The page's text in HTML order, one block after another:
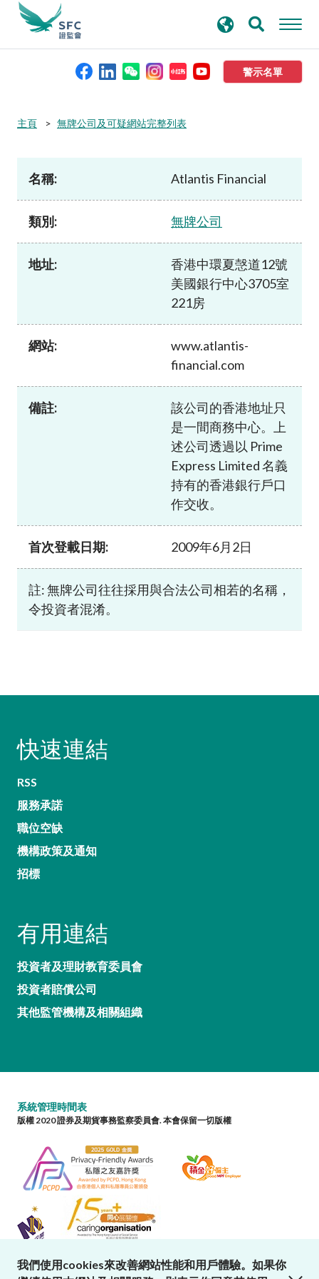
警示名單
本會簡介
規則及標準
資料庫
尋
主頁 無牌公司及可疑網站完整列表
名稱: Atlantis Financial
類別: 無牌公司
地址:
香港中環夏愨道12號
美國銀行中心3705室
221房
網站:
www.atlantis-
financial.com
備註:
該公司的香港地址只
是一間商務中心。上
述公司透過以 Prime
Express Limited 名義
持有的香港銀行戶口
作交收。
首次登載日期: 2009年6月2日
註: 無牌公司往往採用與合法公司相若的名稱，
令投資者混淆。
快速連結
RSS
服務承諾
職位空缺
機構政策及通知
招標
有用連結
投資者及理財教育委員會
投資者賠償公司
其他監管機構及相關組織
系統管理時間表
版權 2020 證券及期貨事務監察委員會. 本會保留一切版權
我們使用cookies來改善網站性能和用戶體驗。如果你
close cookies alert